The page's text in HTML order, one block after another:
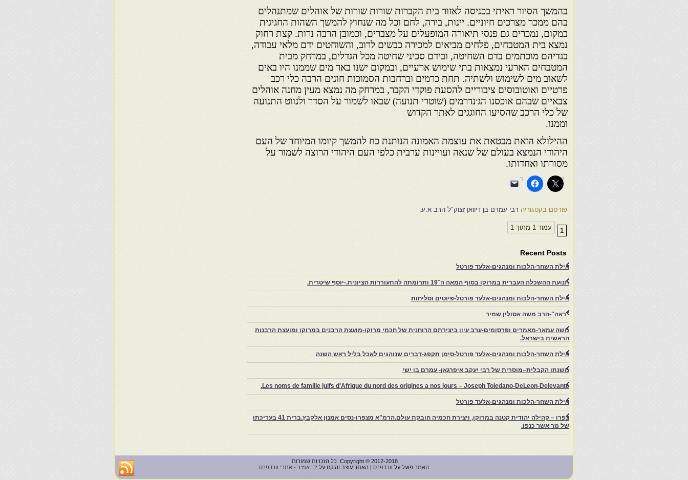
בהמשך הסיור ראיתי בכניסה לאזור בית הקברות שורות שורות של אוהלים שמתנהלים
בהם ממכר מצרכים חיוניים. יינות, בירה, לחם וכל מה שנחוץ להמשך השהות החגיגית
במקום, נמכרים גם פנסי תיאורה המופעלים על מצברים, וכמובן הרבה נרות. קצת רחוק
נמצא בית המטבחים, פלחים מביאים למכירה כבשים לרוב, והשוחטים ידם מלאי עבודה,
בגדיהם מוכתמים בדם השחיטה, ובידם סכיני שחיטה מכל הגדלים, במרחק מבית
המטבחים הארעי נמצאות בתי שימוש ארעיים, ובמקום ישנו באר מים שממנו היו באים
לשאוב מים לשימוש ולשתיה. תחת כרמים וברחבות הסמוכות חונים הרבה כלי רכב
פרטיים ואוטובוסים ציבוריים להסעת פוקדי הקבר, במרחק מה נמצא מעין מחנה אוהלים
צבאיים שבהם אוכסנו הג׳נדרמים (שוטרי תנועה) שבאו לשמור על הסדר ולנווט התנועה
של כלי הרכב שהסיעו החוגגים לאתר הקדוש
וממנו.
ההילולא הזאת מבטאת את עוצמת האמונה הנותנת כח להמשך קיומו המיוחד של העם
היהודי הנמצא בעולם של שנאה ועויינות ערבית כלפי העם היהודי הרוצה לשמור על
מסורתו ואחדותו.
פורסם בקטגוריה רבי עמרם בן דיוואן זצוק"ל-הרב א.ע.
עמוד 1 מתוך 1 1
Recent Posts
אילת השחר-הלכות ומנהגים-אלעד פורטל
תנועת ההשכלה העברית במרוקו בסוף המאה ה־19 ותרומתה להתעוררות הציונית.-יוסף שיטרית.
אילת השחר-הלכות ומנהגים-אלעד פורטל-פיוטים וסליחות
"ראה"-הרב משה אסולין שמיר
משה עמאר-מאמרים ופרסומים-ערב עיון ביצירתם הרוחנית של חכמי מרוקו-מועצת הרבנים במרוקו ומועצת הרבנות
הראשית בישראל.
אילת השחר-הלכות ומנהגים-אלעד פורטל-סימן תקפג-דברים שנוהגים לאכל בליל ראש השנה
משנתו הקבלית–מוסרית של רבי יעקב איפרגאן- עמרם בן ישי
Les noms de famille juifs d'Afrique du nord des origines a nos jours – Joseph Toledano-DeLeon-Delevante.
אילת השחר-הלכות ומנהגים-אלעד פורטל
צפרו – קהילה יהודית קטנה במרוקו, ויצירת חכמיה חובקת עולם.הרמ"א מצפרו-נסים אמנון אלקבץ.ברית 41 בעריכתו
של מר אשר כנפו.
Copyright © 2012-2018. כל הזכויות שמורות.
האתר פועל על וורדפרס | האתר עוצב והוקם על ידי אמיר - אתרי וורדפרס